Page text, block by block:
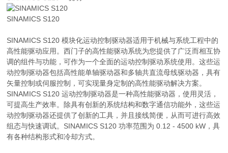
SINAMICS S120
SINAMICS S120 模块化运动控制驱动器适用于机械与系统工程中的
高性能驱动应用。西门子的高性能驱动系统为您提供了广泛而相互协
调的组件与功能，可作为一个全面的运动控制驱动系统使用。这些运
动控制驱动器包括高性能单轴驱动器和多轴共直流母线驱动器，具有
矢量控制或伺服控制，可实现量身定制的高性能驱动解决方案。
SINAMICS S120 运动控制驱动器是一种高性能驱动器，使用灵活，
可提高生产效率。除具有创新的系统结构和数字通信功能外，这些运
动控制驱动器还提供了创新的工具，并且接线简便，从而可进行高效
组态与快速调试。SINAMICS S120 功率范围为 0.12 - 4500 kW，具
有各种结构形式和冷却方式。